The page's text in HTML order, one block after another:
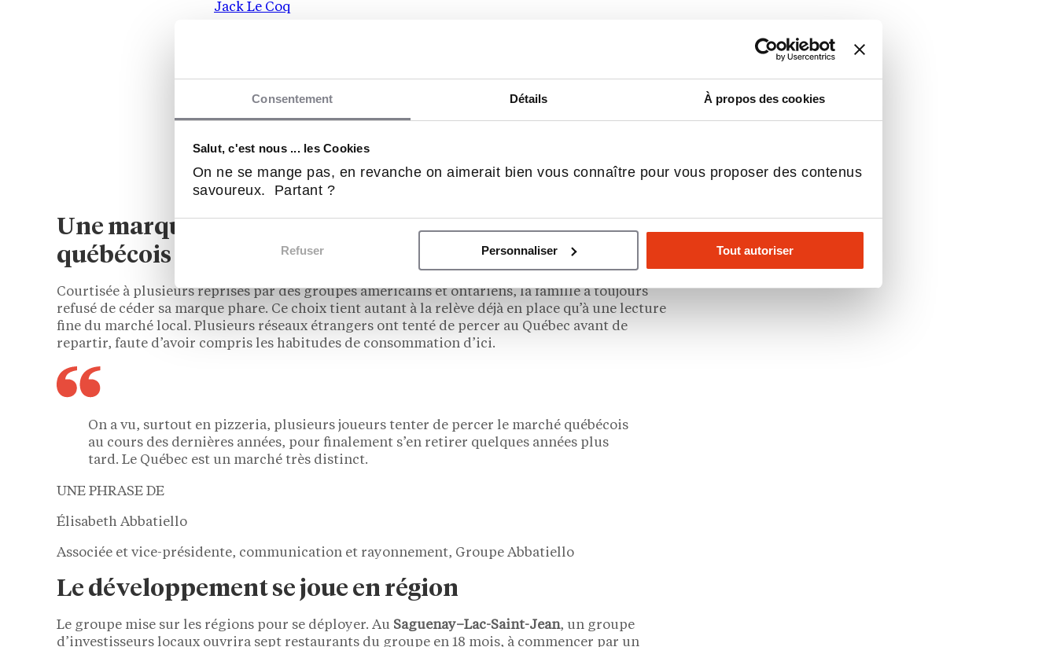
Consentement Détails À propos des cookies
Salut, c'est nous ... les Cookies
On ne se mange pas, en revanche on aimerait bien vous connaître pour vous proposer des contenus
savoureux. Partant ?
Refuser Personnaliser Tout autoriser
Jack Le Coq
Restauration
19 implantations
Apport personnel: 250 000 $CAD –
Je veux plus d’infos !
Une marque québécoise qui reste sous contrôle
québécois
Courtisée à plusieurs reprises par des groupes américains et ontariens, la famille a toujours
refusé de céder sa marque phare. Ce choix tient autant à la relève déjà en place qu’à une lecture
fine du marché local. Plusieurs réseaux étrangers ont tenté de percer au Québec avant de
repartir, faute d’avoir compris les habitudes de consommation d’ici.
On a vu, surtout en pizzeria, plusieurs joueurs tenter de percer le marché québécois
au cours des dernières années, pour finalement s’en retirer quelques années plus
tard. Le Québec est un marché très distinct.
UNE PHRASE DE
Élisabeth Abbatiello
Associée et vice-présidente, communication et rayonnement, Groupe Abbatiello
Le développement se joue en région
Le groupe mise sur les régions pour se déployer. Au Saguenay–Lac-Saint-Jean, un groupe
d’investisseurs locaux ouvrira sept restaurants du groupe en 18 mois, à commencer par un